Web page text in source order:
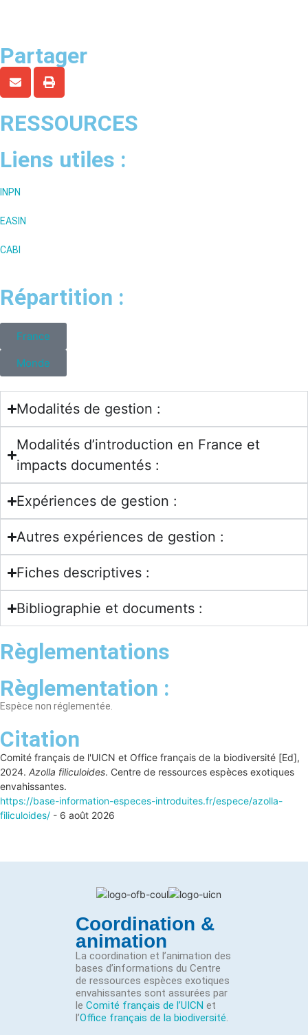
Partager
RESSOURCES
Liens utiles :
INPN
EASIN
CABI
Répartition :
France
Monde
Modalités de gestion :
Modalités d’introduction en France et
impacts documentés :
Expériences de gestion :
Autres expériences de gestion :
Fiches descriptives :
Bibliographie et documents :
Règlementations
Règlementation :
Espèce non réglementée.
Citation
Comité français de l'UICN et Office français de la biodiversité [Ed],
2024. Azolla filiculoides. Centre de ressources espèces exotiques
envahissantes.
https://base-information-especes-introduites.fr/espece/azolla-
filiculoides/ - 6 août 2026
Coordination &
animation
La coordination et l’animation des
bases d’informations du Centre
de ressources espèces exotiques
envahissantes sont assurées par
le Comité français de l’UICN et
l’Office français de la biodiversité.